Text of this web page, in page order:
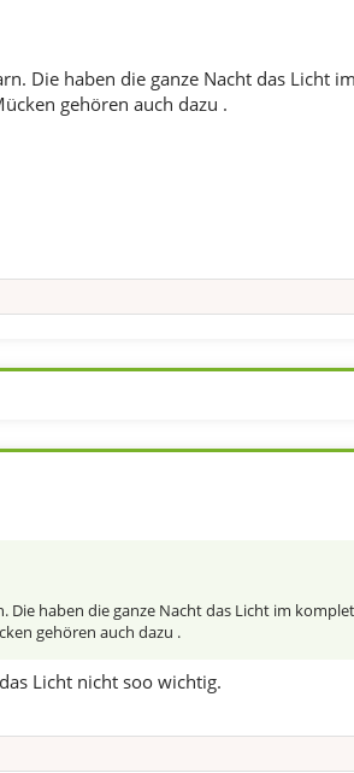
Die haben die ganze Nacht das Licht
gehören auch dazu .
Die haben die ganze Nacht das Licht im
gehören auch dazu .
Licht nicht soo wichtig.